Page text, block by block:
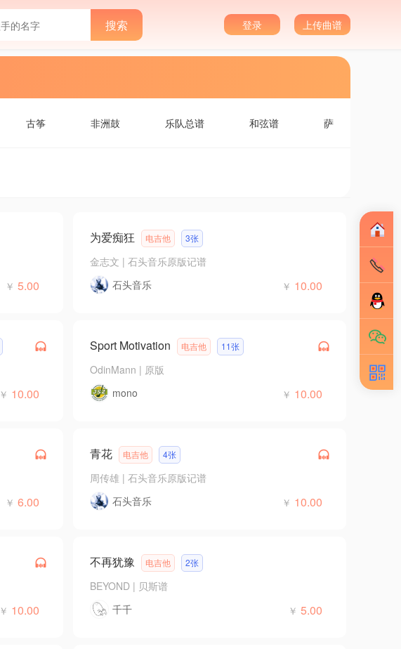
上传曲谱
登录
古筝 非洲鼓 乐队总谱 和弦谱
萨
￥5.00
为爱痴狂 电吉他 3张
金志文 | 石头音乐原版记谱
石头音乐
￥ 10.00
￥ 10.00
Sport Motivation 电吉他 11张
OdinMann | 原版
mono
￥ 10.00
￥6.00
青花 电吉他 4张
周传雄 | 石头音乐原版记谱
石头音乐
￥ 10.00
￥ 10.00
不再犹豫 电吉他 2张
BEYOND | 贝斯谱
千千
￥ 5.00